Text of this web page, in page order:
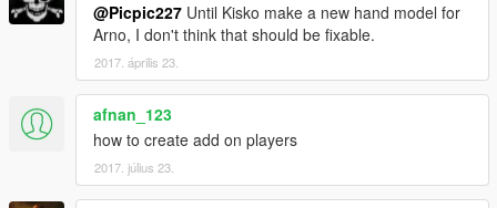
@Picpic227 Until Kisko make a new hand model for
Arno, I don't think that should be fixable.
2017. április 23.
afnan_123
how to create add on players
2017. július 23.